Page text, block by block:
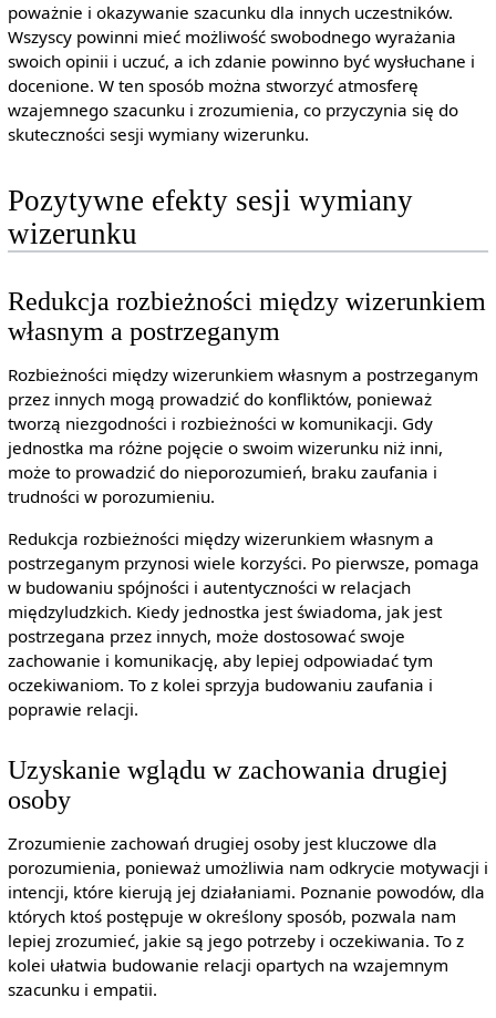
poważnie i okazywanie szacunku dla innych uczestników.
Wszyscy powinni mieć możliwość swobodnego wyrażania
swoich opinii i uczuć, a ich zdanie powinno być wysłuchane i
docenione. W ten sposób można stworzyć atmosferę
wzajemnego szacunku i zrozumienia, co przyczynia się do
skuteczności sesji wymiany wizerunku.
Pozytywne efekty sesji wymiany
wizerunku
Redukcja rozbieżności między wizerunkiem
własnym a postrzeganym
Rozbieżności między wizerunkiem własnym a postrzeganym
przez innych mogą prowadzić do konfliktów, ponieważ
tworzą niezgodności i rozbieżności w komunikacji. Gdy
jednostka ma różne pojęcie o swoim wizerunku niż inni,
może to prowadzić do nieporozumień, braku zaufania i
trudności w porozumieniu.
Redukcja rozbieżności między wizerunkiem własnym a
postrzeganym przynosi wiele korzyści. Po pierwsze, pomaga
w budowaniu spójności i autentyczności w relacjach
międzyludzkich. Kiedy jednostka jest świadoma, jak jest
postrzegana przez innych, może dostosować swoje
zachowanie i komunikację, aby lepiej odpowiadać tym
oczekiwaniom. To z kolei sprzyja budowaniu zaufania i
poprawie relacji.
Uzyskanie wglądu w zachowania drugiej
osoby
Zrozumienie zachowań drugiej osoby jest kluczowe dla
porozumienia, ponieważ umożliwia nam odkrycie motywacji i
intencji, które kierują jej działaniami. Poznanie powodów, dla
których ktoś postępuje w określony sposób, pozwala nam
lepiej zrozumieć, jakie są jego potrzeby i oczekiwania. To z
kolei ułatwia budowanie relacji opartych na wzajemnym
szacunku i empatii.